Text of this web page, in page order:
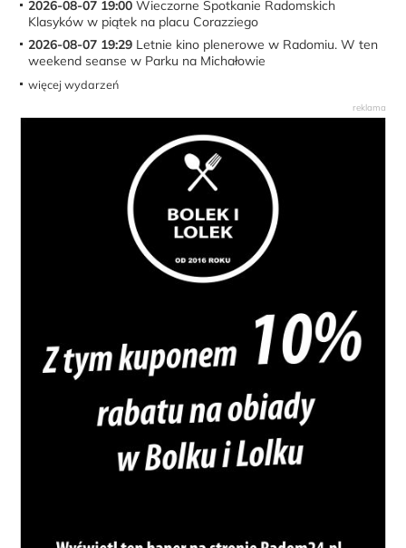
2026-08-07 19:00 Wieczorne Spotkanie Radomskich
Klasyków w piątek na placu Corazziego
2026-08-07 19:29 Letnie kino plenerowe w Radomiu. W ten
weekend seanse w Parku na Michałowie
więcej wydarzeń